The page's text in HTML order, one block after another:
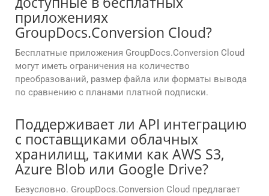
приложениях
GroupDocs.Conversion Cloud?
Бесплатные приложения GroupDocs.Conversion Cloud
могут иметь ограничения на количество
преобразований, размер файла или форматы вывода
по сравнению с планами платной подписки.
Поддерживает ли API интеграцию
с поставщиками облачных
хранилищ, такими как AWS S3,
Azure Blob или Google Drive?
Безусловно. GroupDocs.Conversion Cloud предлагает